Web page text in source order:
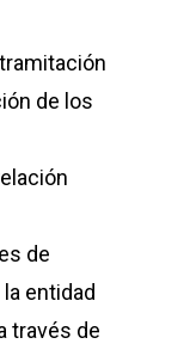
de los
de
entidad
través de